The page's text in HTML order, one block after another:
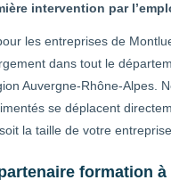
intervention par
les entreprises de
dans tout le
Auvergne-Rhône-Alpes.
se déplacent
la taille de votre entreprise.
formation à